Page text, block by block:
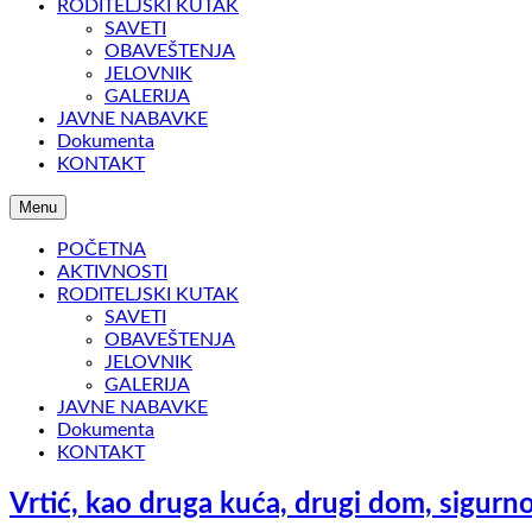
RODITELJSKI KUTAK
SAVETI
OBAVEŠTENJA
JELOVNIK
GALERIJA
JAVNE NABAVKE
Dokumenta
KONTAKT
Menu
POČETNA
AKTIVNOSTI
RODITELJSKI KUTAK
SAVETI
OBAVEŠTENJA
JELOVNIK
GALERIJA
JAVNE NABAVKE
Dokumenta
KONTAKT
Vrtić, kao druga kuća, drugi dom,